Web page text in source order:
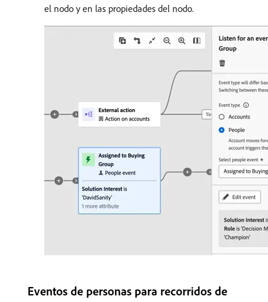
el nodo y en las propiedades del nodo.
Eventos de personas para recorridos de